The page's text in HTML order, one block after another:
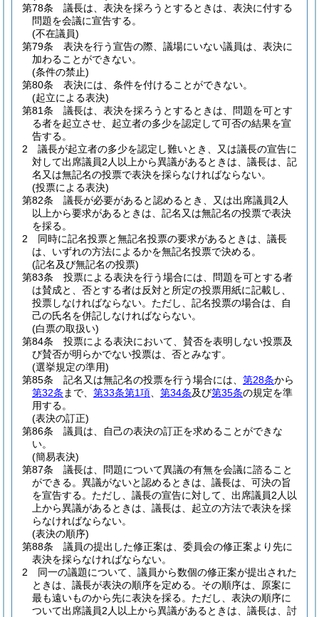
第78条
議長は、表決を採ろうとするときは、表決に付する
問題を会議に宣告する。
(不在議員)
第79条
表決を行う宣告の際、議場にいない議員は、表決に
加わることができない。
(条件の禁止)
第80条
表決には、条件を付けることができない。
(起立による表決)
第81条
議長は、表決を採ろうとするときは、問題を可とす
る者を起立させ、起立者の多少を認定して可否の結果を宣
告する。
2
議長が起立者の多少を認定し難いとき、又は議長の宣告に
対して出席議員2人以上から異議があるときは、議長は、記
名又は無記名の投票で表決を採らなければならない。
(投票による表決)
第82条
議長が必要があると認めるとき、又は出席議員2人
以上から要求があるときは、記名又は無記名の投票で表決
を採る。
2
同時に記名投票と無記名投票の要求があるときは、議長
は、いずれの方法によるかを無記名投票で決める。
(記名及び無記名の投票)
第83条
投票による表決を行う場合には、問題を可とする者
は賛成と、否とする者は反対と所定の投票用紙に記載し、
投票しなければならない。 ただし、記名投票の場合は、自
己の氏名を併記しなければならない。
(白票の取扱い)
第84条
投票による表決において、賛否を表明しない投票及
び賛否が明らかでない投票は、否とみなす。
(選挙規定の準用)
第85条
記名又は無記名の投票を行う場合には、 第28条から
第32条 まで、 第33条第1項 第34条及び第35条の規定を準
用する。
(表決の訂正)
第86条
議員は、自己の表決の訂正を求めることができな
い。
(簡易表決)
第87条
議長は、問題について異議の有無を会議に諮ること
ができる。 異議がないと認めるときは、議長は、可決の旨
を宣告する。 ただし、議長の宣告に対して、出席議員2人以
上から異議があるときは、議長は、起立の方法で表決を採
らなければならない。
(表決の順序)
第88条
議員の提出した修正案は、委員会の修正案より先に
表決を採らなければならない。
2
同一の議題について、議員から数個の修正案が提出された
ときは、議長が表決の順序を定める。 その順序は、原案に
最も遠いものから先に表決を採る。 ただし、表決の順序に
ついて出席議員2人以上から異議があるときは、議長は、討